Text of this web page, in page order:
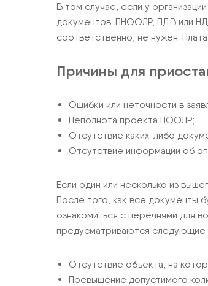
В том случае, если у
документов: ПНООЛР, ПДВ или
соответственно, не нужен.
Причины для
Ошибки или неточности в
Неполнота проекта НООЛР;
Отсутствие каких-либо
Отсутствие информации об
Если один или несколько из
После того, как все документы
ознакомиться с перечнями для
предусматриваются следующие
Отсутствие объекта, на
Превышение допустимого